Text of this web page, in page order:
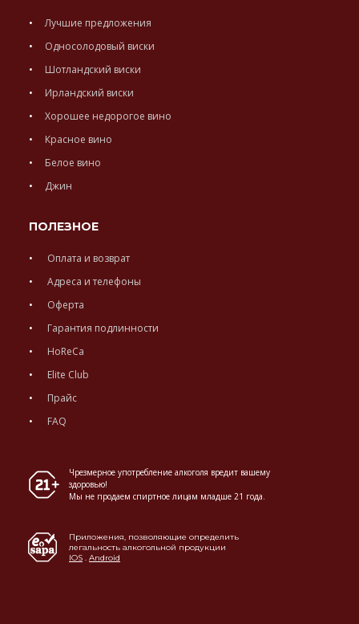
Лучшие предложения
Односолодовый виски
Шотландский виски
Ирландский виски
Хорошее недорогое вино
Красное вино
Белое вино
Джин
ПОЛЕЗНОЕ
Оплата и возврат
Адреса и телефоны
Оферта
Гарантия подлинности
HoReCa
Elite Club
Прайс
FAQ
Чрезмерное употребление алкоголя вредит вашему
здоровью!
Мы не продаем спиртное лицам младше 21 года.
Приложения, позволяющие определить
легальность алкогольной продукции
IOS . Android